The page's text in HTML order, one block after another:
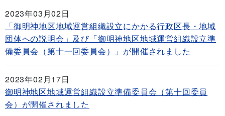
2023年03月02日
「御明神地区地域運営組織設立にかかる行政区長・地域
団体への説明会」及び「御明神地区地域運営組織設立準
備委員会（第十一回委員会）」が開催されました
2023年02月17日
御明神地区地域運営組織設立準備委員会（第十回委員
会）が開催されました